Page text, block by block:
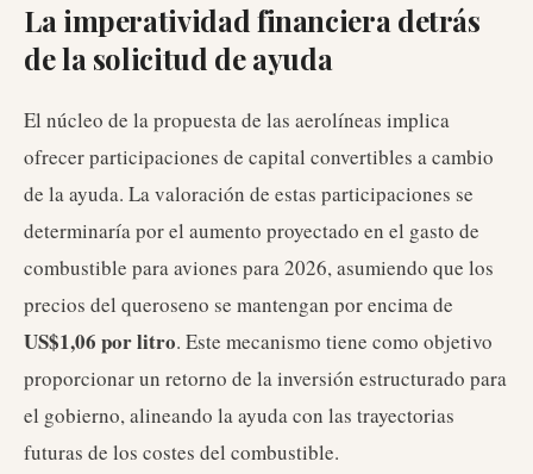
La imperatividad financiera detrás
de la solicitud de ayuda
El núcleo de la propuesta de las aerolíneas implica
ofrecer participaciones de capital convertibles a cambio
de la ayuda. La valoración de estas participaciones se
determinaría por el aumento proyectado en el gasto de
combustible para aviones para 2026, asumiendo que los
precios del queroseno se mantengan por encima de
US$1,06 por litro. Este mecanismo tiene como objetivo
proporcionar un retorno de la inversión estructurado para
el gobierno, alineando la ayuda con las trayectorias
futuras de los costes del combustible.